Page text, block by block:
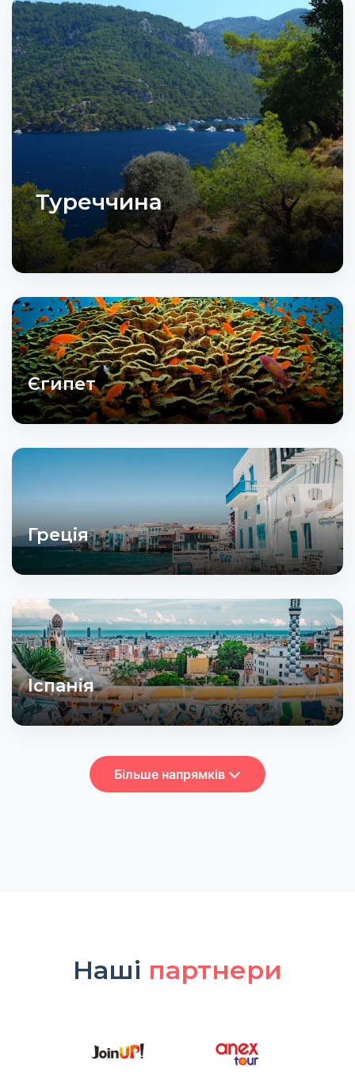
Туреччина
Єгипет
Греція
Іспанія
Більше напрямків
Наші партнери